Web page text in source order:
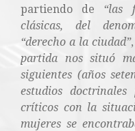
partiendo de “las
clásicas, del
“derecho a la ciudad”
partida nos situó
siguientes (años
estudios
críticos con la
mujeres se